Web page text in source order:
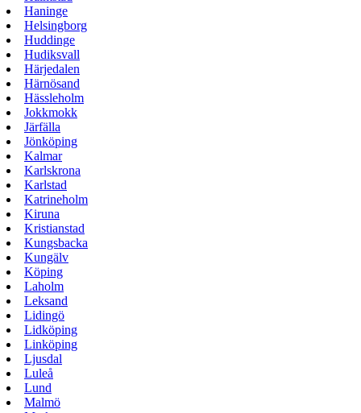
Haninge
Helsingborg
Huddinge
Hudiksvall
Härjedalen
Härnösand
Hässleholm
Jokkmokk
Järfälla
Jönköping
Kalmar
Karlskrona
Karlstad
Katrineholm
Kiruna
Kristianstad
Kungsbacka
Kungälv
Köping
Laholm
Leksand
Lidingö
Lidköping
Linköping
Ljusdal
Luleå
Lund
Malmö